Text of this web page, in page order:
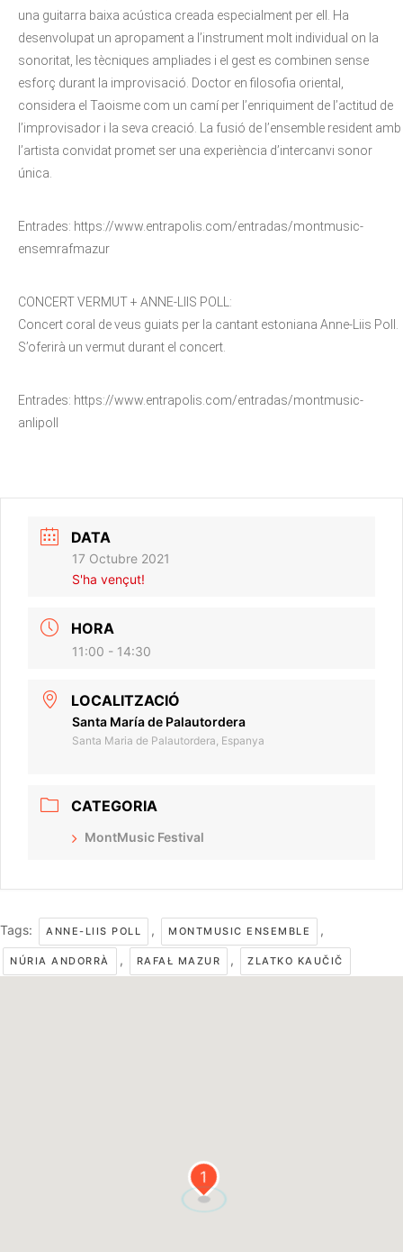
una guitarra baixa acústica creada especialment per ell. Ha
desenvolupat un apropament a l’instrument molt individual on la
sonoritat, les tècniques ampliades i el gest es combinen sense
esforç durant la improvisació. Doctor en filosofia oriental,
considera el Taoisme com un camí per l’enriquiment de l’actitud de
l’improvisador i la seva creació. La fusió de l’ensemble resident amb
l’artista convidat promet ser una experiència d’intercanvi sonor
única.
Entrades: https://www.entrapolis.com/entradas/montmusic-
ensemrafmazur
CONCERT VERMUT + ANNE-LIIS POLL:
Concert coral de veus guiats per la cantant estoniana Anne-Liis Poll.
S’oferirà un vermut durant el concert.
Entrades: https://www.entrapolis.com/entradas/montmusic-
anlipoll
DATA
17 Octubre 2021
S'ha vençut!
HORA
11:00 - 14:30
LOCALITZACIÓ
Santa María de Palautordera
Santa Maria de Palautordera, Espanya
CATEGORIA
MontMusic Festival
Tags: ANNE-LIIS POLL , MONTMUSIC ENSEMBLE ,
NÚRIA ANDORRÀ , RAFAŁ MAZUR , ZLATKO KAUČIČ
1